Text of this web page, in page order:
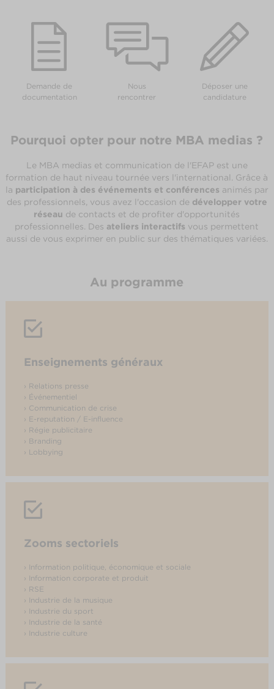
Demande de
documentation
Nous
rencontrer
Déposer une
candidature
Pourquoi opter pour notre MBA medias ?
Le MBA medias et communication de l'EFAP est une
formation de haut niveau tournée vers l'international. Grâce à
la participation à des événements et conférences animés par
des professionnels, vous avez l'occasion de développer votre
réseau de contacts et de profiter d'opportunités
professionnelles. Des ateliers interactifs vous permettent
aussi de vous exprimer en public sur des thématiques variées.
Au programme
Enseignements généraux
› Relations presse
› Événementiel
› Communication de crise
› E-reputation / E-influence
› Régie publicitaire
› Branding
› Lobbying
Zooms sectoriels
› Information politique, économique et sociale
› Information corporate et produit
› RSE
› Industrie de la musique
› Industrie du sport
› Industrie de la santé
› Industrie culture